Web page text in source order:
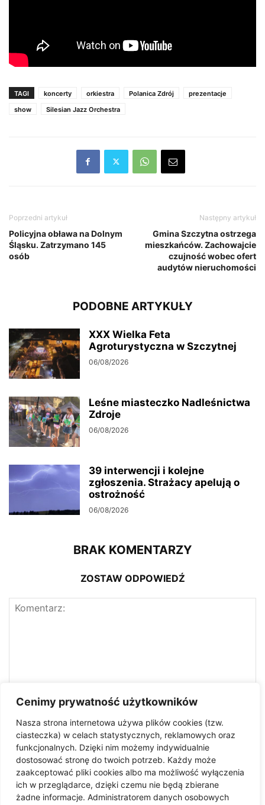
Cenimy prywatność użytkowników
Nasza strona internetowa używa plików cookies (tzw.
ciasteczka) w celach statystycznych, reklamowych oraz
funkcjonalnych. Dzięki nim możemy indywidualnie
dostosować stronę do twoich potrzeb. Każdy może
zaakceptować pliki cookies albo ma możliwość wyłączenia
ich w przeglądarce, dzięki czemu nie będą zbierane
żadne informacje. Administratorem danych osobowych
TAGI koncerty orkiestra Polanica Zdrój
prezentacje
show
Silesian Jazz Orchestra
Poprzedni artykuł
Policyjna obława na Dolnym
Śląsku. Zatrzymano 145
osób
Następny artykuł
Gmina Szczytna ostrzega
mieszkańców. Zachowajcie
czujność wobec ofert
audytów nieruchomości
PODOBNE ARTYKUŁY
XXX Wielka Feta
Agroturystyczna w Szczytnej
06/08/2026
Leśne miasteczko Nadleśnictwa
Zdroje
06/08/2026
39 interwencji i kolejne
zgłoszenia. Strażacy apelują o
ostrożność
06/08/2026
BRAK KOMENTARZY
ZOSTAW ODPOWIEDŹ